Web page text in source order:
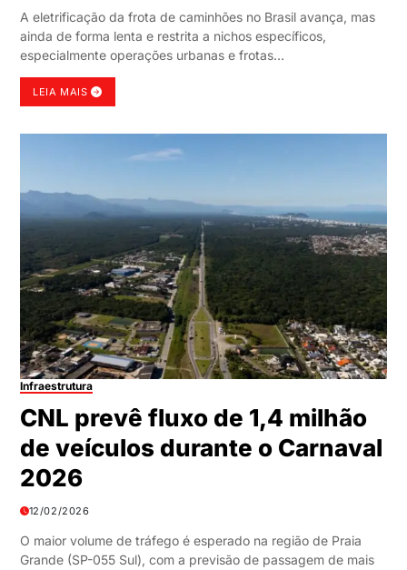
A eletrificação da frota de caminhões no Brasil avança, mas
ainda de forma lenta e restrita a nichos específicos,
especialmente operações urbanas e frotas…
LEIA MAIS
Infraestrutura
CNL prevê fluxo de 1,4 milhão
de veículos durante o Carnaval
2026
12/02/2026
O maior volume de tráfego é esperado na região de Praia
Grande (SP-055 Sul), com a previsão de passagem de mais